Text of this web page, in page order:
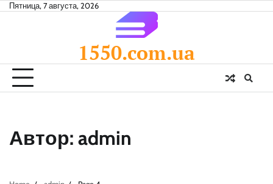
SkipПятница, 7 августа, 2026
1550.com.ua
Автор: admin